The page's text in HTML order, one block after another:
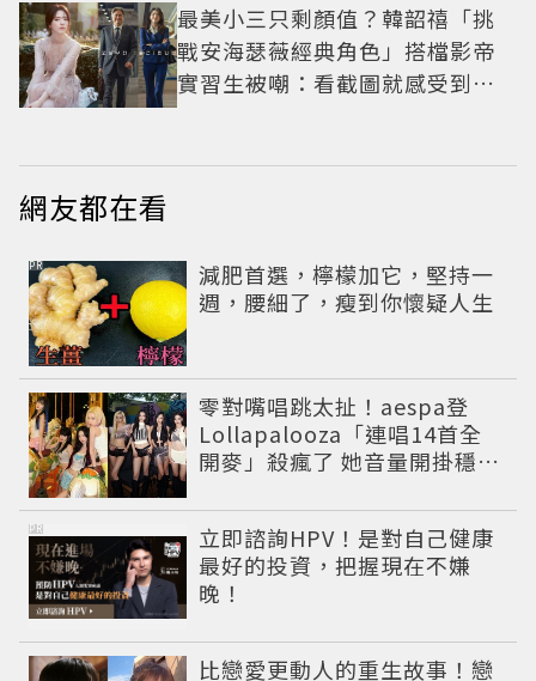
最美小三只剩顏值？韓韶禧「挑
戰安海瑟薇經典角色」搭檔影帝
實習生被嘲：看截圖就感受到演
網友都在看
減肥首選，檸檬加它，堅持一
週，腰細了，瘦到你懷疑人生
PR
零對嘴唱跳太扯！aespa登
Lollapalooza「連唱14首全
開麥」殺瘋了 她音量開掛穩到
立即諮詢HPV！是對自己健康
最好的投資，把握現在不嫌
晚！
PR
比戀愛更動人的重生故事！戀